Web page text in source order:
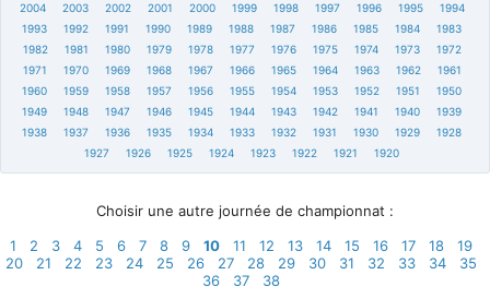
2004
2003 2002 2001 2000 1999 1998 1997 1996 1995
1994
1993
1992 1991 1990 1989 1988 1987 1986 1985 1984
1983
1982
1981 1980 1979 1978 1977 1976 1975 1974 1973
1972
1971
1970 1969 1968 1967 1966 1965 1964 1963 1962
1961
1960
1959 1958 1957 1956 1955 1954 1953 1952 1951
1950
1949
1948 1947 1946 1945 1944 1943 1942 1941 1940
1939
1938
1937 1936 1935 1934 1933 1932 1931 1930 1929
1928
1927
1926 1925 1924 1923 1922 1921 1920
Choisir une autre journée de championnat :
1
2 3 4 5 6 7 8 9 10 11 12 13 14 15 16 17 18
19
20
21 22 23 24 25 26 27 28 29 30 31 32 33 34
35
36
37 38